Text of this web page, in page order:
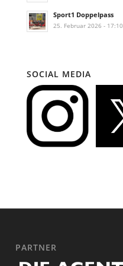
Sport1 Doppelpass
25. Februar 2026 - 17:10
SOCIAL MEDIA
PARTNER